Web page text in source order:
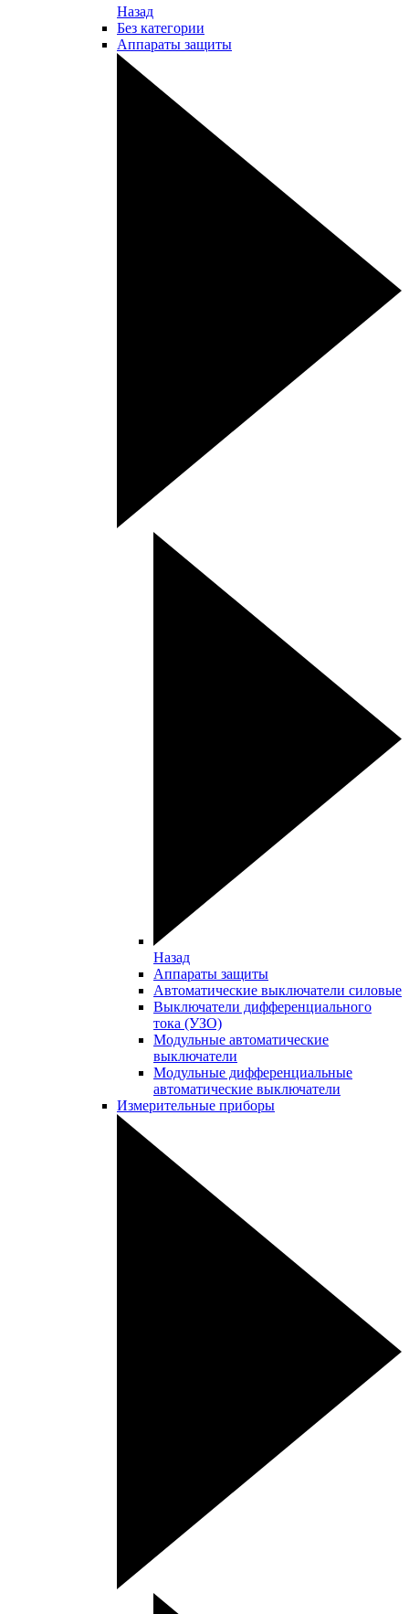
Назад
Без категории
Аппараты защиты
Назад
Аппараты защиты
Автоматические выключатели силовые
Выключатели дифференциального
тока (УЗО)
Модульные автоматические
выключатели
Модульные дифференциальные
автоматические выключатели
Измерительные приборы